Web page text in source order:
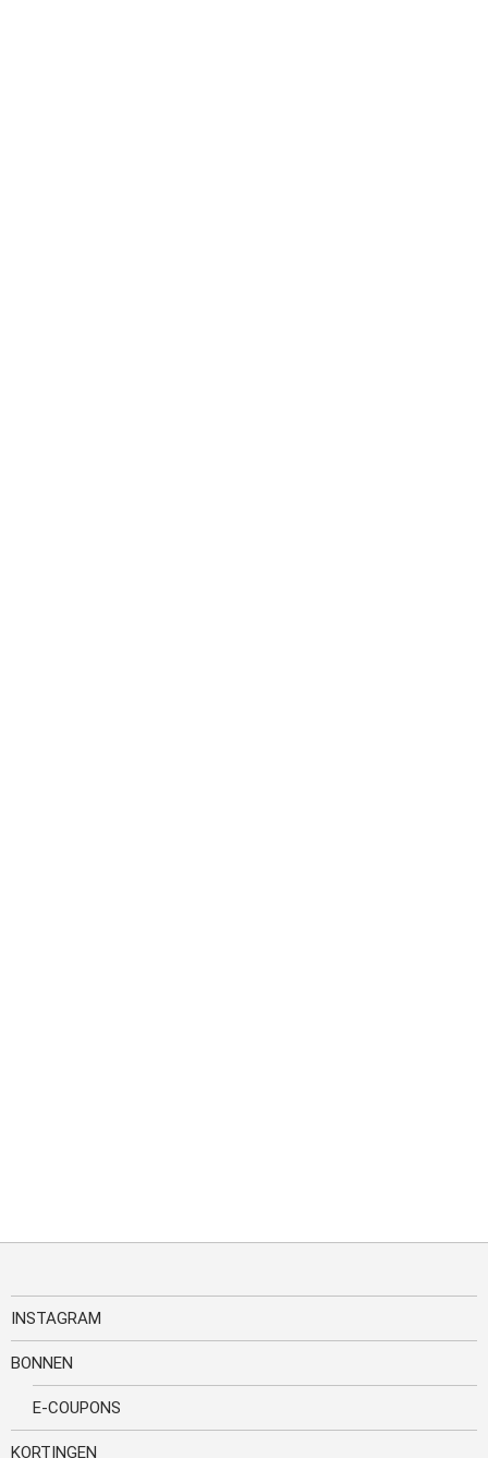
INSTAGRAM
BONNEN
E-COUPONS
KORTINGEN